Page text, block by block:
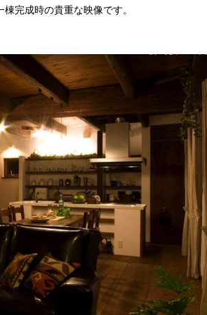
完成時の貴重な映像です。